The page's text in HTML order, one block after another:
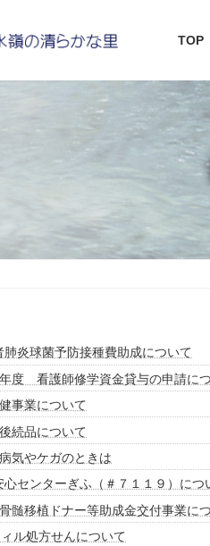
TOP
肺炎球菌予防接種費助成について
度 看護師修学資金貸与の申請に
事業について
続品について
気やケガのときは
心センターぎふ（＃７１１９）につ
髄移植ドナー等助成金交付事業に
ル処方せんについて